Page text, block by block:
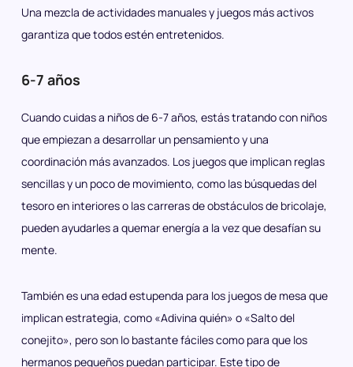
Una mezcla de actividades manuales y juegos más activos
garantiza que todos estén entretenidos.
6-7 años
Cuando cuidas a niños de 6-7 años, estás tratando con niños
que empiezan a desarrollar un pensamiento y una
coordinación más avanzados. Los juegos que implican reglas
sencillas y un poco de movimiento, como las búsquedas del
tesoro en interiores o las carreras de obstáculos de bricolaje,
pueden ayudarles a quemar energía a la vez que desafían su
mente.
También es una edad estupenda para los juegos de mesa que
implican estrategia, como «Adivina quién» o «Salto del
conejito», pero son lo bastante fáciles como para que los
hermanos pequeños puedan participar. Este tipo de